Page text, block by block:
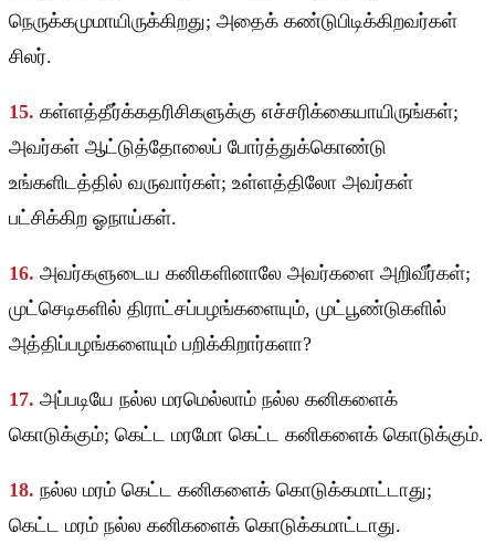
நெருக்கமுமாயிருக்கிறது; அதைக் கண்டுபிடிக்கிறவர்கள்
சிலர்.
15. கள்ளத்தீர்க்கதரிசிகளுக்கு எச்சரிக்கையாயிருங்கள்;
அவர்கள் ஆட்டுத்தோலைப் போர்த்துக்கொண்டு
உங்களிடத்தில் வருவார்கள்; உள்ளத்திலோ அவர்கள்
பட்சிக்கிற ஓநாய்கள்.
16. அவர்களுடைய கனிகளினாலே அவர்களை அறிவீர்கள்;
முட்செடிகளில் திராட்சப்பழங்களையும், முட்பூண்டுகளில்
அத்திப்பழங்களையும் பறிக்கிறார்களா?
17. அப்படியே நல்ல மரமெல்லாம் நல்ல கனிகளைக்
கொடுக்கும்; கெட்ட மரமோ கெட்ட கனிகளைக் கொடுக்கும்.
18. நல்ல மரம் கெட்ட கனிகளைக் கொடுக்கமாட்டாது;
கெட்ட மரம் நல்ல கனிகளைக் கொடுக்கமாட்டாது.